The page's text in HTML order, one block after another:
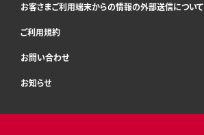
お客さまご利用端末からの情報の外部送信について
ご利用規約
お問い合わせ
お知らせ